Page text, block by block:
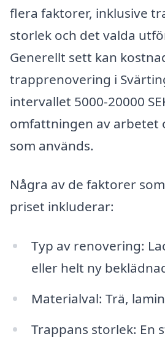
flera faktorer, inklusive
storlek och det valda
Generellt sett kan
trapprenovering i
intervallet 5000-20000
omfattningen av arbetet
som används.
Några av de faktorer
priset inkluderar:
Typ av renovering:
eller helt ny
Materialval: Trä,
Trappans storlek: En